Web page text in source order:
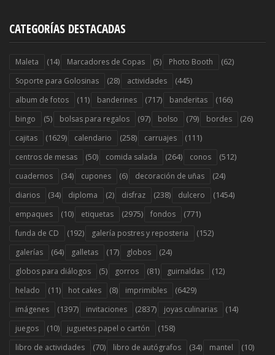
CATEGORÍAS DESTACADAS
Maleta (14) Marcadores de Copas (5) Photo Booth (62)
Soporte para Golosinas (28) actividades (445)
album de fotos (11) banderines (717) banderitas (166)
bingo (5) bolsas para regalos (97) bolso (79) bordes (26)
cajitas (1629) calendario (258) carruajes (111)
centros de mesas (50) comida salada (264) conos (512)
cuadernos (34) cupones (6) decoración de uñas (24)
diarios (34) diploma (2) disfraz (238) dulcero (1454)
empaques (10) etiquetas (2975) fondos (771)
funda de CD (192) galería postres y reposteria (152)
galerías (64) galletas (17) globos (24)
globos para diálogos (5) gorros (81) guirnaldas (12)
helado (11) hot cakes (8) imprimibles (6429)
imágenes (1397) invitaciones (2837) joyas culinarias (14)
juegos (10) juguetes papel o cartón (158)
libro de actividades (70) libro de autógrafos (34) mantel (10)